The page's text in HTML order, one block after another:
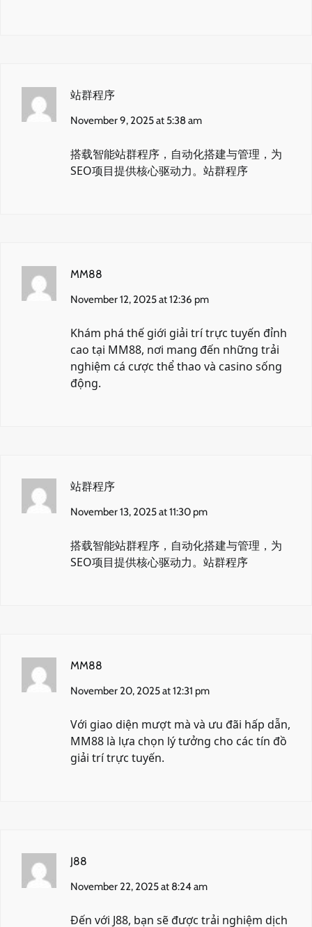
站群程序
November 9, 2025 at 5:38 am
搭载智能站群程序，自动化搭建与管理，为
SEO项目提供核心驱动力。 站群程序
MM88
November 12, 2025 at 12:36 pm
Khám phá thế giới giải trí trực tuyến đỉnh
cao tại MM88, nơi mang đến những trải
nghiệm cá cược thể thao và casino sống
động.
站群程序
November 13, 2025 at 11:30 pm
搭载智能站群程序，自动化搭建与管理，为
SEO项目提供核心驱动力。 站群程序
MM88
November 20, 2025 at 12:31 pm
Với giao diện mượt mà và ưu đãi hấp dẫn,
MM88 là lựa chọn lý tưởng cho các tín đồ
giải trí trực tuyến.
J88
November 22, 2025 at 8:24 am
Đến với J88, bạn sẽ được trải nghiệm dịch